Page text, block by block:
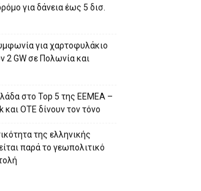
για δάνεια έως 5 δισ.
για χαρτοφυλάκιο
GW σε Πολωνία και
στο Top 5 της EEMEA –
και ΟΤΕ δίνουν τον τόνο
της ελληνικής
παρά το γεωπολιτικό